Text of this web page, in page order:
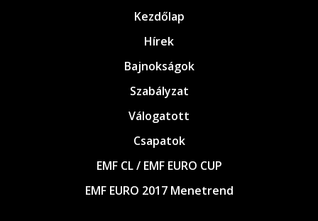
Kezdőlap
Hírek
Bajnokságok
Szabályzat
Válogatott
Csapatok
EMF CL / EMF EURO CUP
EMF EURO 2017 Menetrend